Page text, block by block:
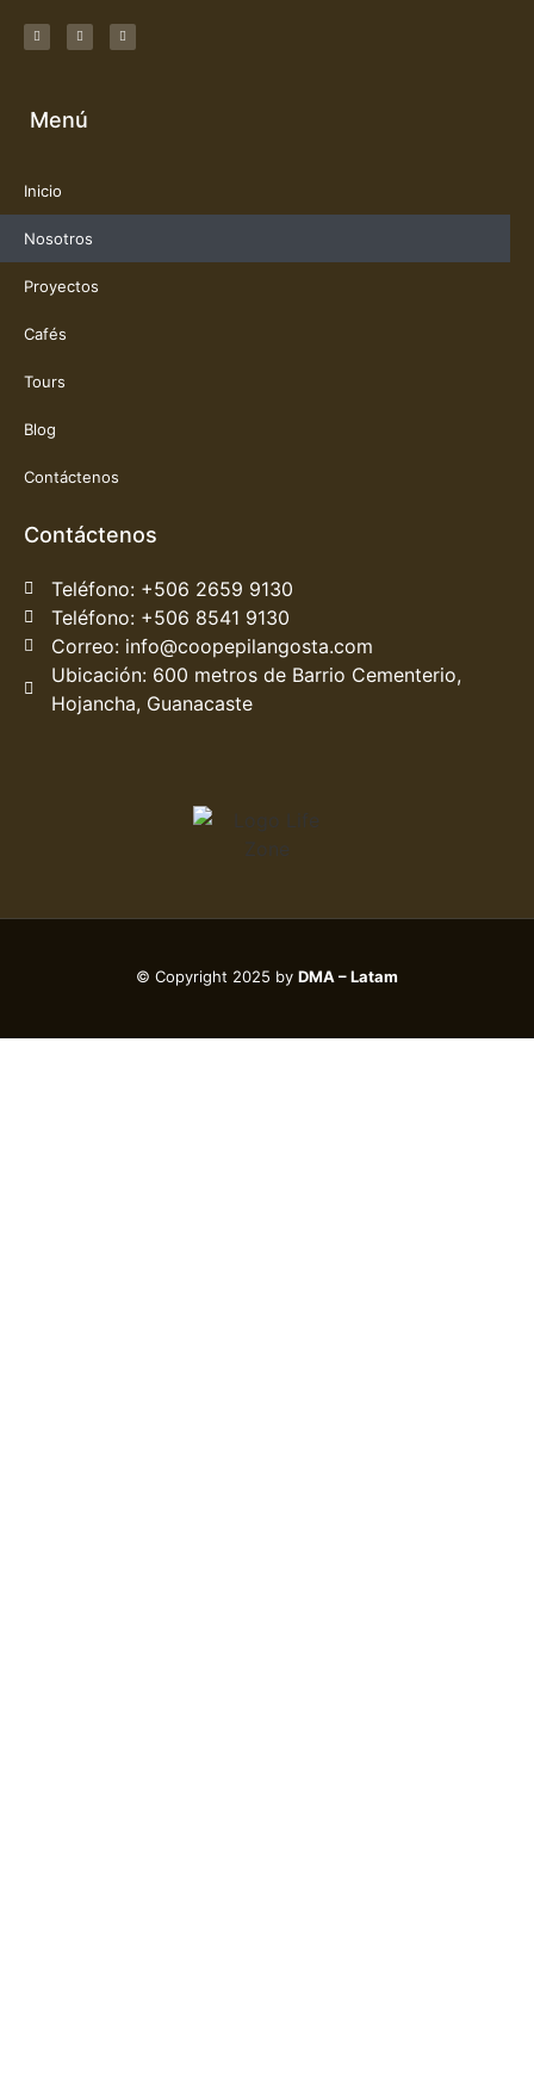
Menú
Inicio
Nosotros
Proyectos
Cafés
Tours
Blog
Contáctenos
Contáctenos
Teléfono: +506 2659 9130
Teléfono: +506 8541 9130
Correo: info@coopepilangosta.com
Ubicación: 600 metros de Barrio Cementerio,
Hojancha, Guanacaste
© Copyright 2025 by DMA – Latam